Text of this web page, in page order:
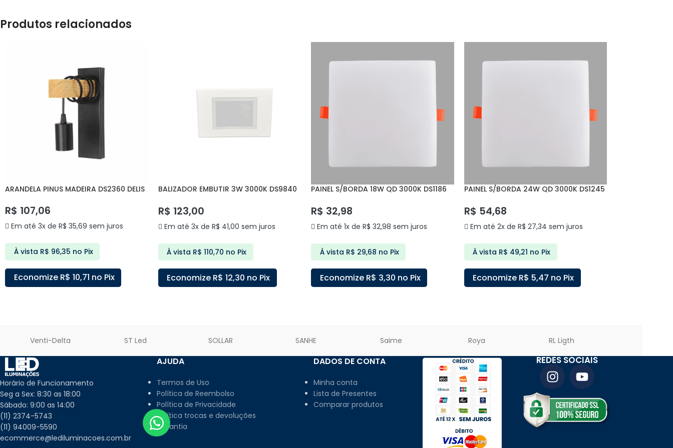
Produtos relacionados
ARANDELA PINUS MADEIRA DS2360 DELIS
R$ 107,06
Em até 3x de R$ 35,69 sem juros
À vista R$ 96,35 no Pix
Economize R$ 10,71 no Pix
BALIZADOR EMBUTIR 3W 3000K DS9840
R$ 123,00
Em até 3x de R$ 41,00 sem juros
À vista R$ 110,70 no Pix
Economize R$ 12,30 no Pix
PAINEL S/BORDA 18W QD 3000K DS1186
R$ 32,98
Em até 1x de R$ 32,98 sem juros
À vista R$ 29,68 no Pix
Economize R$ 3,30 no Pix
PAINEL S/BORDA 24W QD 3000K DS1245
R$ 54,68
Em até 2x de R$ 27,34 sem juros
À vista R$ 49,21 no Pix
Economize R$ 5,47 no Pix
Venti-Delta ST Led SOLLAR SANHE Saime Roya RL Ligth
Horário de Funcionamento
Seg a Sex: 8:30 as 18:00
Sábado: 9:00 as 14:00
(11) 2374-5743
(11) 94009-5590
ecommerce@lediluminacoes.com.br
AJUDA
Termos de Uso
Política de Reembolso
Política de Privacidade
Política trocas e devoluções
Garantia
DADOS DE CONTA
Minha conta
Lista de Presentes
Comparar produtos
REDES SOCIAIS